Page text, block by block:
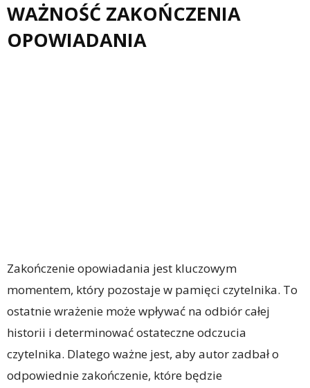
WAŻNOŚĆ ZAKOŃCZENIA
OPOWIADANIA
Zakończenie opowiadania jest kluczowym
momentem, który pozostaje w pamięci czytelnika. To
ostatnie wrażenie może wpływać na odbiór całej
historii i determinować ostateczne odczucia
czytelnika. Dlatego ważne jest, aby autor zadbał o
odpowiednie zakończenie, które będzie